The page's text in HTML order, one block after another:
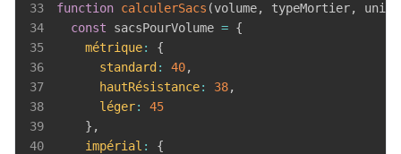
33
function calculerSacs (volume, typeMortier,
34
const sacsPourVolume = {
35
métrique:
{
36
standard : 40,
37
hautRésistance: 38,
38
léger:
45
39
} ,
40
impérial :
{